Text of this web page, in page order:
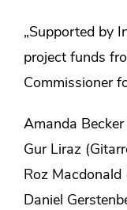
„Supported by
project funds
Commissioner
Amanda Becker
Gur Liraz
Roz Macdonald
Daniel